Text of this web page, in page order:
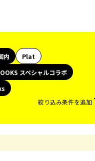
内
Plat
スペシャルコラボ
絞り込み条件を追加